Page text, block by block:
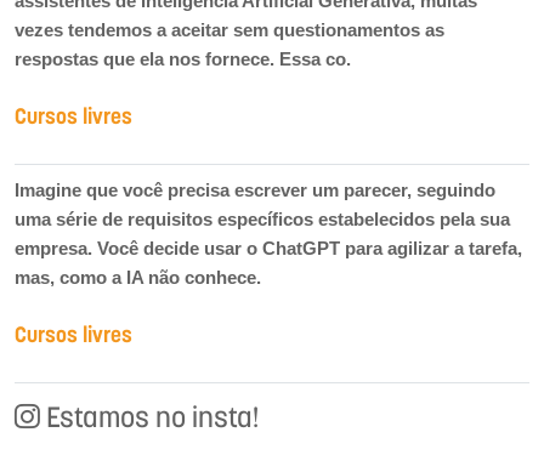
vezes tendemos a aceitar sem questionamentos as
respostas que ela nos fornece. Essa co.
Cursos livres
Imagine que você precisa escrever um parecer, seguindo
uma série de requisitos específicos estabelecidos pela sua
empresa. Você decide usar o ChatGPT para agilizar a tarefa,
mas, como a IA não conhece.
Cursos livres
Estamos no insta!